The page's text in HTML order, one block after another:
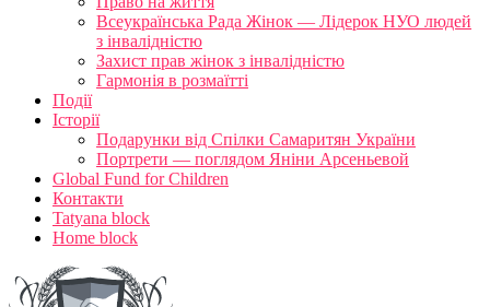
Всеукраїнська Рада Жінок — Лідерок НУО людей
з інвалідністю
Захист прав жінок з інвалідністю
Гармонія в розмаїтті
Події
Історії
Подарунки від Спілки Самаритян України
Портрети — поглядом Яніни Арсеньевой
Global Fund for Children
Контакти
Tatyana block
Home block